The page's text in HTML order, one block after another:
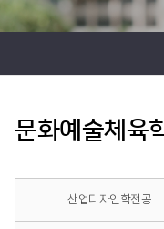
문화예술체육
산업디자인학전공